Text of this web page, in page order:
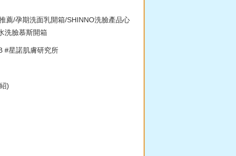
薦/孕期洗面乳開箱/SHINNO洗臉產品心
洗臉慕斯開箱
#星諾肌膚研究所
)